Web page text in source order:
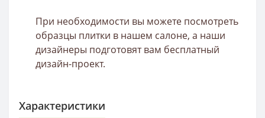
При необходимости вы можете посмотреть
образцы плитки в нашем салоне, а наши
дизайнеры подготовят вам бесплатный
дизайн-проект.
Характеристики